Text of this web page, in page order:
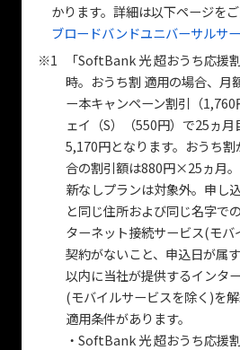
かります。詳細は以下ページをご
ブロードバンドユニバーサルサ
※1
「SoftBank 光 超おうち応援
時。おうち割 適用の場合、月
ー本キャンペーン割引（
ェイ（S）（550円）で25ヵ
5,170円となります。おうち
合の割引額は880円×25ヵ月
新なしプランは対象外。申し
と同じ住所および同じ名字で
ターネット接続サービス(モ
契約がないこと、申込日が属
以内に当社が提供するインタ
(モバイルサービスを除く)を解
適用条件があります。
・SoftBank 光 超おうち応援